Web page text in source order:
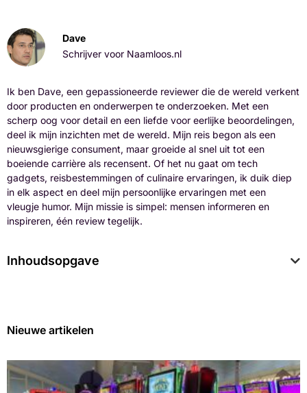
Dave
Schrijver voor Naamloos.nl
Ik ben Dave, een gepassioneerde reviewer die de wereld verkent
door producten en onderwerpen te onderzoeken. Met een
scherp oog voor detail en een liefde voor eerlijke beoordelingen,
deel ik mijn inzichten met de wereld. Mijn reis begon als een
nieuwsgierige consument, maar groeide al snel uit tot een
boeiende carrière als recensent. Of het nu gaat om tech
gadgets, reisbestemmingen of culinaire ervaringen, ik duik diep
in elk aspect en deel mijn persoonlijke ervaringen met een
vleugje humor. Mijn missie is simpel: mensen informeren en
inspireren, één review tegelijk.
Inhoudsopgave
Nieuwe artikelen